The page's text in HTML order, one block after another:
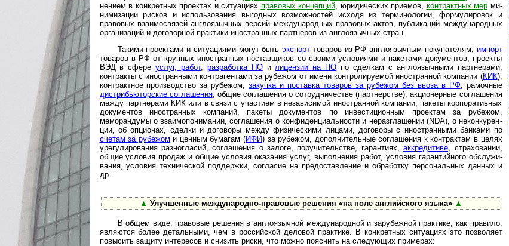
не­ни­ем в конкретных проектах и ситуациях правовых концепций, юридических приемов, контрактных мер ми­
ни­ми­за­ции рисков и использования выгодных возможностей исходя из терминологии, формулировок и
правовых взаимосвязей англоязычных версий международных правовых актов, публикаций международных
ор­га­ни­за­ций и договорной практики иностранных партнеров из англоязычных стран.
Такими проектами и ситуациями могут быть экспорт товаров из РФ англоязычным покупателям, импорт
товаров в РФ от крупных иностранных поставщиков со своими условиями и пакетами документов, проекты
ВЭД в сфереуслуг, работ, разработка ПОилицензии на ПО по сделкам с англоязычными партнерами,
контракты с иностранными контрагентами за рубежом от имени контролируемой иностранной компании (КИК),
контрактное производство за рубежом,закупка и поставка товаров за рубежом без ввоза в РФ, рамочные
дистрибьюторские соглашения, общие соглашения о сотрудничестве (партнерстве), акционерные соглашения
между партнерами КИК или в связи с участием в независимой иностранной компании, пакеты кор­по­ра­тив­ных
документов иностранных компаний, пакеты документов по инвестиционным проектам за рубежом,
меморандумы о взаимопонимании, соглашения о конфиденциальности и неразглашении (NDA), о не­кон­ку­рен­
ции, об опционах, сделки и договоры между физическими лицами, договоры с иностранными банками по
счетам за рубежом и ценным бумагам (ИФИ) за рубежом, дополнительные соглашения к контрактам в целях
урегулирования разногласий, соглашения о залоге, поручительстве, гарантиях,аккредитиве, страховании,
об­щие условия продаж и общие условия оказания услуг, выполнения работ, условия гарантийного об­слу­жи­
ва­ния, условия технической поддержки, согласие на предоставление и обработку персональных данных и
др.
▲ Улучшенные международно-правовые решения «на поле английского языка» ▲
В общем виде, правовые решения в англоязычной международной и зарубежной практике, как правило,
являются более детальными, чем в российской деловой практике. В конкретных ситуациях это позволяет
повысить защиту интересов и снизить риски, что можно пояснить на следующих примерах: